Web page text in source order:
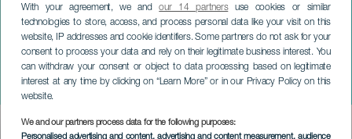
With your agreement, we andour 14 partnersuse cookies or similar
technologies to store, access, and process personal data like your visit on this
website, IP addresses and cookie identifiers. Some partners do not ask for your
consent to process your data and rely on their legitimate business interest. You
can withdraw your consent or object to data processing based on legitimate
interest at any time by clicking on “Learn More” or in our Privacy Policy on this
website.
We and our partners process data for the following purposes:
Personalised advertising and content, advertising and content measurement, audience
Festiwal "Stąd"
LA GOMERA
Imagen